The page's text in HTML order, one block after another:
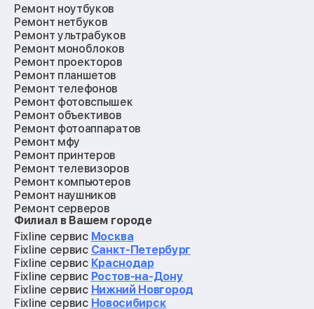
Ремонт ноутбуков
Ремонт нетбуков
Ремонт ультрабуков
Ремонт моноблоков
Ремонт проекторов
Ремонт планшетов
Ремонт телефонов
Ремонт фотовспышек
Ремонт объективов
Ремонт фотоаппаратов
Ремонт мфу
Ремонт принтеров
Ремонт телевизоров
Ремонт компьютеров
Ремонт наушников
Ремонт серверов
Ремонт мониторов
Ремонт квадрокоптеров
Ремонт электросамокатов
Ремонт материнских плат
Ремонт видеокарт
Ремонт кофемашин
Ремонт vr систем
Филиал в Вашем городе
Fixline сервис Москва
Fixline сервис Санкт-Петербург
Fixline сервис Краснодар
Fixline сервис Ростов-на-Дону
Fixline сервис Нижний Новгород
Fixline сервис Новосибирск